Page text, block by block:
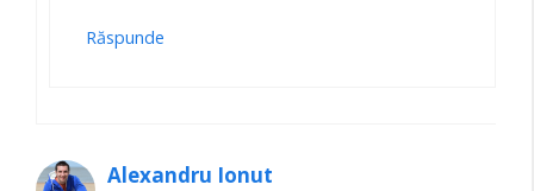
Răspunde
Alexandru Ionut